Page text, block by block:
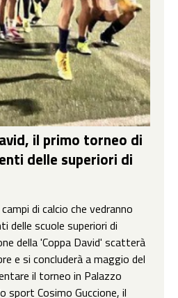
il primo torneo di
delle superiori di
di calcio che vedranno
delle scuole superiori di
della 'Coppa David' scatterà
e si concluderà a maggio del
il torneo in Palazzo
sport Cosimo Guccione, il